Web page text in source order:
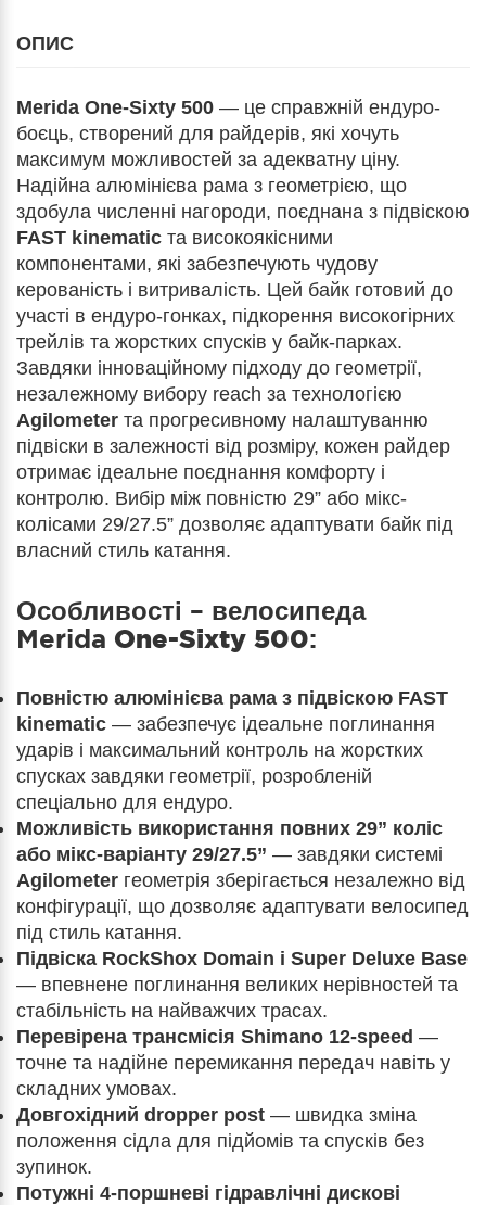
ОПИС
Merida One-Sixty 500 — це справжній ендуро-
боєць, створений для райдерів, які хочуть
максимум можливостей за адекватну ціну.
Надійна алюмінієва рама з геометрією, що
здобула численні нагороди, поєднана з підвіскою
FAST kinematic та високоякісними
компонентами, які забезпечують чудову
керованість і витривалість. Цей байк готовий до
участі в ендуро-гонках, підкорення високогірних
трейлів та жорстких спусків у байк-парках.
Завдяки інноваційному підходу до геометрії,
незалежному вибору reach за технологією
Agilometer та прогресивному налаштуванню
підвіски в залежності від розміру, кожен райдер
отримає ідеальне поєднання комфорту і
контролю. Вибір між повністю 29” або мікс-
колісами 29/27.5” дозволяє адаптувати байк під
власний стиль катання.
Особливості – велосипеда
Merida One-Sixty 500:
Повністю алюмінієва рама з підвіскою FAST
kinematic — забезпечує ідеальне поглинання
ударів і максимальний контроль на жорстких
спусках завдяки геометрії, розробленій
спеціально для ендуро.
Можливість використання повних 29” коліс
або мікс-варіанту 29/27.5” — завдяки системі
Agilometer геометрія зберігається незалежно від
конфігурації, що дозволяє адаптувати велосипед
під стиль катання.
Підвіска RockShox Domain і Super Deluxe Base
— впевнене поглинання великих нерівностей та
стабільність на найважчих трасах.
Перевірена трансмісія Shimano 12-speed —
точне та надійне перемикання передач навіть у
складних умовах.
Довгохідний dropper post — швидка зміна
положення сідла для підйомів та спусків без
зупинок.
Потужні 4-поршневі гідравлічні дискові